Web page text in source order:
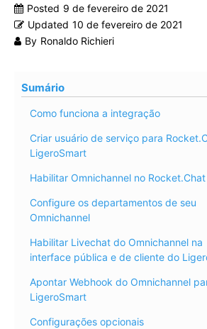
Posted 9 de fevereiro de 2021
Updated 10 de fevereiro de 2021
By Ronaldo Richieri
Sumário
Como funciona a integração
Criar usuário de serviço para
LigeroSmart
Habilitar Omnichannel no Rocket.Chat
Configure os departamentos de seu
Omnichannel
Habilitar Livechat do Omnichannel na
interface pública e de cliente do
Apontar Webhook do Omnichannel
LigeroSmart
Configurações opcionais